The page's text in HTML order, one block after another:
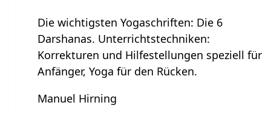
Die wichtigsten Yogaschriften: Die 6
Darshanas. Unterrichtstechniken:
Korrekturen und Hilfestellungen speziell für
Anfänger, Yoga für den Rücken.
Manuel Hirning